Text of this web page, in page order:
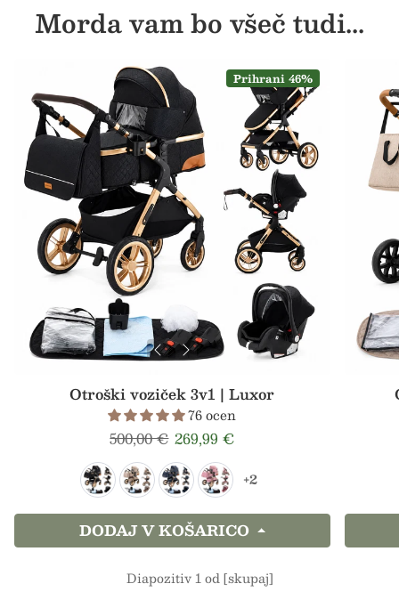
Morda vam bo všeč tudi...
Prihrani 46%
Otroški voziček 3v1 | Luxor
76 ocen
Redna cena
500,00 € Prodajna cena
269,99 €
+2
DODAJ V KOŠARICO
Diapozitiv 1 od [skupaj]